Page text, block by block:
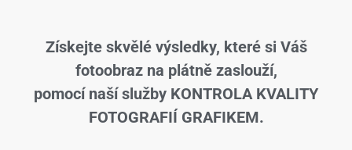
Získejte skvělé výsledky, které si Váš
fotoobraz na plátně zaslouží,
pomocí naší služby KONTROLA KVALITY
FOTOGRAFIÍ GRAFIKEM.